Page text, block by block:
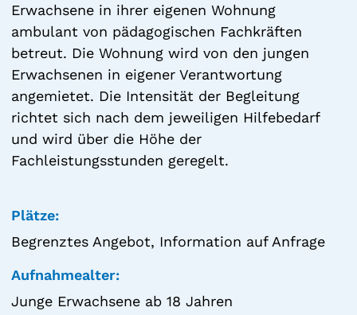
Erwachsene in ihrer eigenen Wohnung
ambulant von pädagogischen Fachkräften
betreut. Die Wohnung wird von den jungen
Erwachsenen in eigener Verantwortung
angemietet. Die Intensität der Begleitung
richtet sich nach dem jeweiligen Hilfebedarf
und wird über die Höhe der
Fachleistungsstunden geregelt.
Plätze:
Begrenztes Angebot, Information auf Anfrage
Aufnahmealter:
Junge Erwachsene ab 18 Jahren